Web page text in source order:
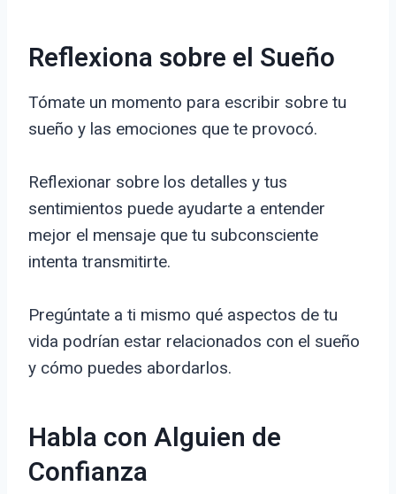
Reflexiona sobre el Sueño
Tómate un momento para escribir sobre tu
sueño y las emociones que te provocó.
Reflexionar sobre los detalles y tus
sentimientos puede ayudarte a entender
mejor el mensaje que tu subconsciente
intenta transmitirte.
Pregúntate a ti mismo qué aspectos de tu
vida podrían estar relacionados con el sueño
y cómo puedes abordarlos.
Habla con Alguien de
Confianza